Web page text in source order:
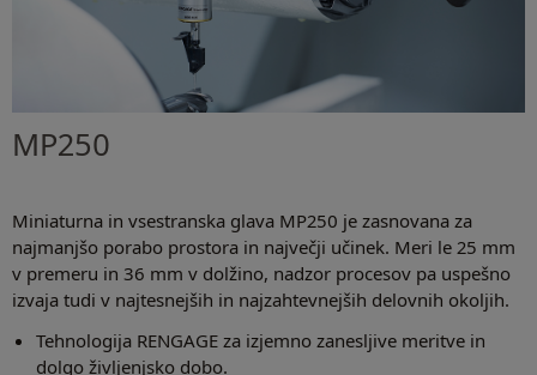
MP250
Miniaturna in vsestranska glava MP250 je zasnovana za
najmanjšo porabo prostora in največji učinek. Meri le 25 mm
v premeru in 36 mm v dolžino, nadzor procesov pa uspešno
izvaja tudi v najtesnejših in najzahtevnejših delovnih okoljih.
Tehnologija RENGAGE za izjemno zanesljive meritve in
dolgo življenjsko dobo.